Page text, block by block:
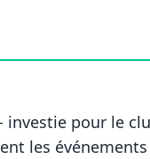
investie pour le
les